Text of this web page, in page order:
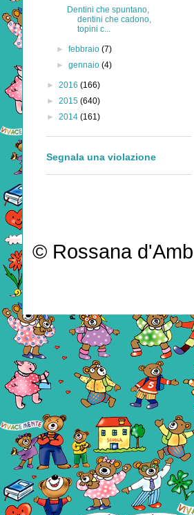
Dentini che spuntano,
dentini che cadono,
topini c...
►febbraio(7)
►gennaio(4)
► 2016 (166)
► 2015 (640)
► 2014 (161)
Segnala una violazione
© Rossana